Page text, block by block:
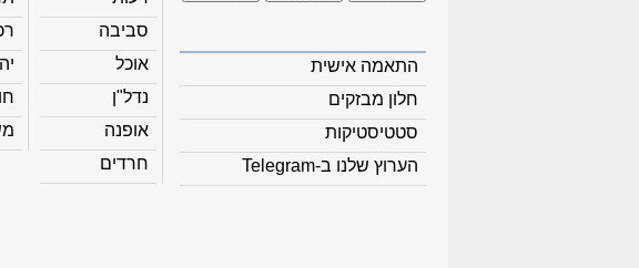
התאמה אישית
חלון מבזקים
סטטיסטיקות
הערוץ שלנו ב-Telegram
סביבה
אוכל
נדל"ן
אופנה
חרדים